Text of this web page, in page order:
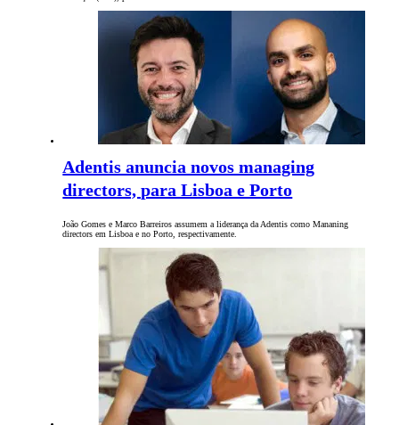
Adentis anuncia novos managing
directors, para Lisboa e Porto
João Gomes e Marco Barreiros assumem a liderança da Adentis como Mananing
directors em Lisboa e no Porto, respectivamente.